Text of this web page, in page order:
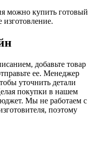
можно купить готовый
изготовление.
добавьте товар
ее. Менеджер
уточнить детали
покупки в нашем
Мы не работаем с
поэтому